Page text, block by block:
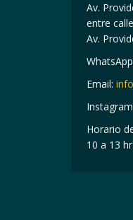
Av.
entre
Av.
Email:
Horario
10 a 13